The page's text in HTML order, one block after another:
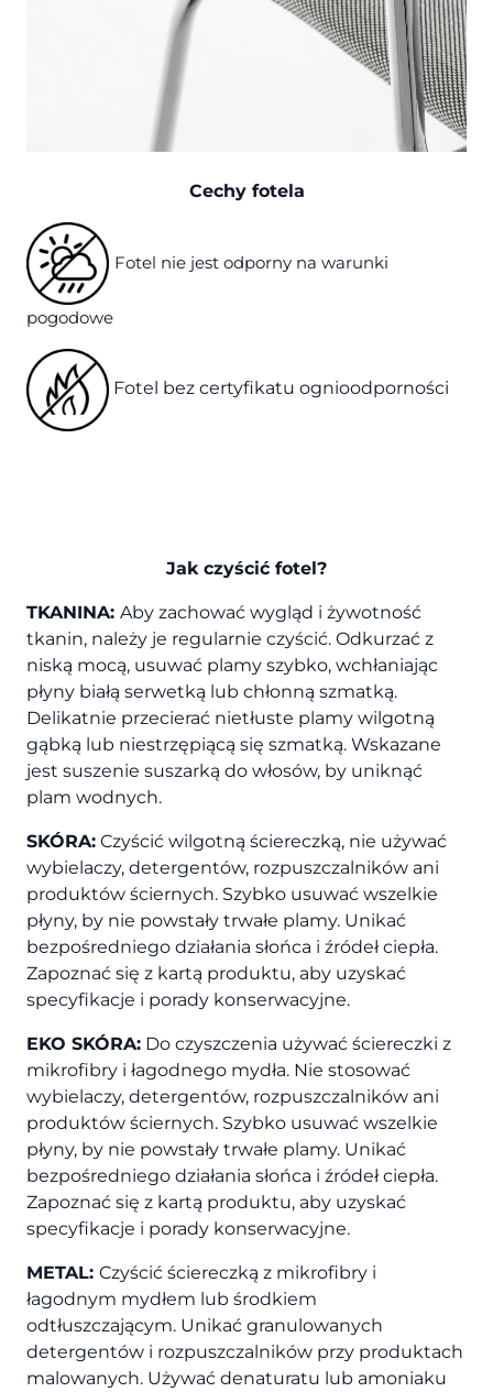
Cechy fotela
Fotel nie jest odporny na warunki
pogodowe
Fotel bez certyfikatu ognioodporności
Jak czyścić fotel?
TKANINA: Aby zachować wygląd i żywotność
tkanin, należy je regularnie czyścić. Odkurzać z
niską mocą, usuwać plamy szybko, wchłaniając
płyny białą serwetką lub chłonną szmatką.
Delikatnie przecierać nietłuste plamy wilgotną
gąbką lub niestrzępiącą się szmatką. Wskazane
jest suszenie suszarką do włosów, by uniknąć
plam wodnych.
SKÓRA: Czyścić wilgotną ściereczką, nie używać
wybielaczy, detergentów, rozpuszczalników ani
produktów ściernych. Szybko usuwać wszelkie
płyny, by nie powstały trwałe plamy. Unikać
bezpośredniego działania słońca i źródeł ciepła.
Zapoznać się z kartą produktu, aby uzyskać
specyfikacje i porady konserwacyjne.
EKO SKÓRA: Do czyszczenia używać ściereczki z
mikrofibry i łagodnego mydła. Nie stosować
wybielaczy, detergentów, rozpuszczalników ani
produktów ściernych. Szybko usuwać wszelkie
płyny, by nie powstały trwałe plamy. Unikać
bezpośredniego działania słońca i źródeł ciepła.
Zapoznać się z kartą produktu, aby uzyskać
specyfikacje i porady konserwacyjne.
METAL: Czyścić ściereczką z mikrofibry i
łagodnym mydłem lub środkiem
odtłuszczającym. Unikać granulowanych
detergentów i rozpuszczalników przy produktach
malowanych. Używać denaturatu lub amoniaku